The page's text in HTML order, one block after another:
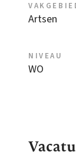
Artsen
NIVEAU
WO